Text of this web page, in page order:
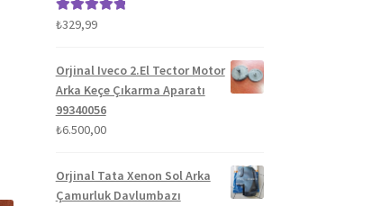
5 üzerinden
₺329,99
Orjinal Iveco 2.El Tector Motor
Arka Keçe Çıkarma Aparatı
99340056
₺6.500,00
Orjinal Tata Xenon Sol Arka
Çamurluk Davlumbazı